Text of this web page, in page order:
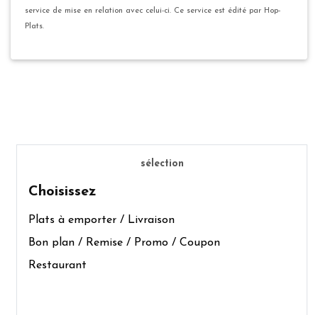
service de mise en relation avec celui-ci. Ce service est édité par Hop-
Plats.
sélection
Choisissez
Plats à emporter / Livraison
Bon plan / Remise / Promo / Coupon
Restaurant